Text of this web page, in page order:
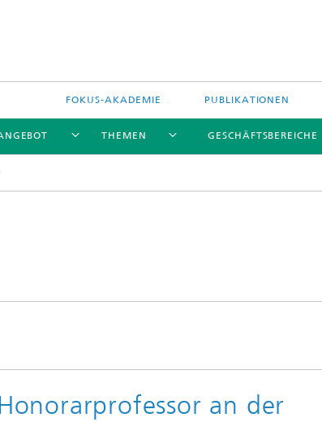
FOKUS-AKADEMIE PUBLIKATIONEN
THEMEN GESCHÄFTSBEREICHE
an der